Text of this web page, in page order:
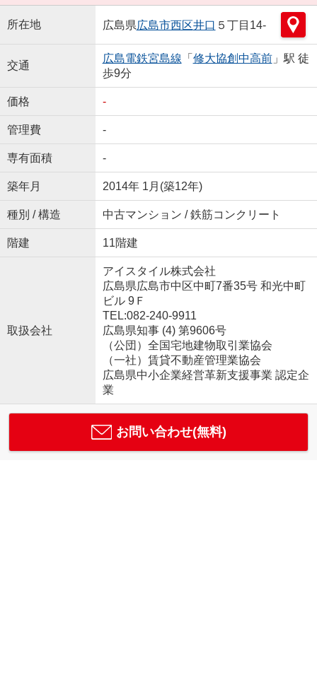
所在地 広島県広島市西区井口 ５丁目14-
交通
広島電鉄宮島線 「 修大協創中高前」駅 徒
歩9分
価格 -
管理費 -
専有面積 -
築年月 2014年 1月(築12年)
種別 / 構造 中古マンション / 鉄筋コンクリート
階建 11階建
取扱会社
アイスタイル株式会社
広島県広島市中区中町7番35号 和光中町
ビル 9Ｆ
TEL:082-240-9911
広島県知事 (4) 第9606号
（公団）全国宅地建物取引業協会
（一社）賃貸不動産管理業協会
広島県中小企業経営革新支援事業 認定企
業
お問い合わせ(無料)